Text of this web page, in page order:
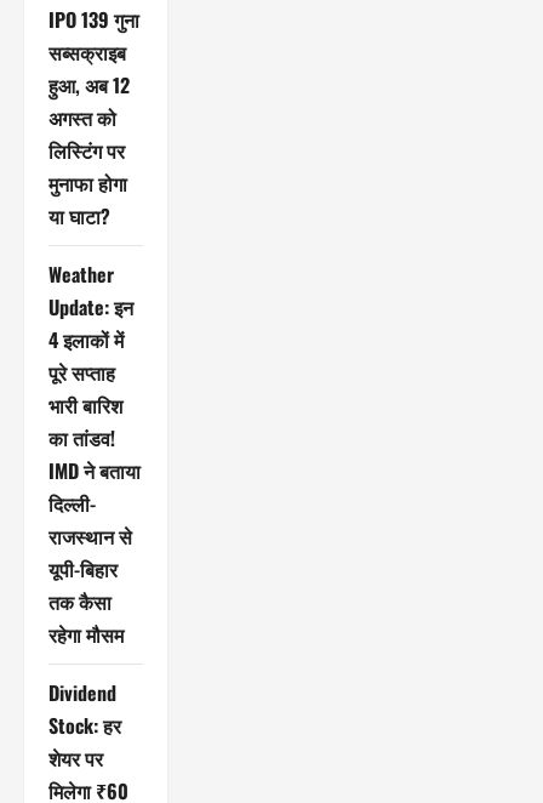
IPO 139 गुना
सब्सक्राइब
हुआ, अब 12
अगस्त को
लिस्टिंग पर
मुनाफा होगा
या घाटा?
Weather
Update: इन
4 इलाकों में
पूरे सप्ताह
भारी बारिश
का तांडव!
IMD ने बताया
दिल्ली-
राजस्थान से
यूपी-बिहार
तक कैसा
रहेगा मौसम
Dividend
Stock: हर
शेयर पर
मिलेगा ₹60